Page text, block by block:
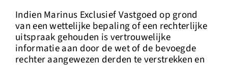
Indien Marinus Exclusief Vastgoed op grond
van een wettelijke bepaling of een rechterlijke
uitspraak gehouden is vertrouwelijke
informatie aan door de wet of de bevoegde
rechter aangewezen derden te verstrekken en